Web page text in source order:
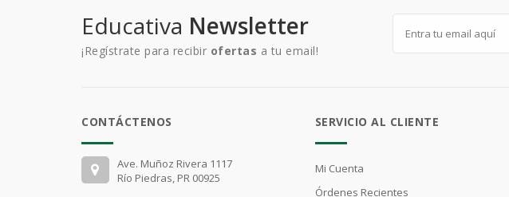
Educativa Newsletter
¡Regístrate para recibir ofertas a tu email!
CONTÁCTENOS
Ave. Muñoz Rivera 1117
Río Piedras, PR 00925
SERVICIO AL CLIENTE
Mi Cuenta
Órdenes Recientes